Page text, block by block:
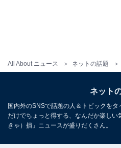
All About ニュース ネットの話題
ネット
国内外のSNSで話題の人＆トピックを
だけでちょっと得する、なんだか楽し
きゃ）損」ニュースが盛りだくさん。